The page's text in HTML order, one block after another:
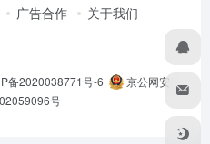
广告合作 关于我们
备2020038771号-6
京公网安
号